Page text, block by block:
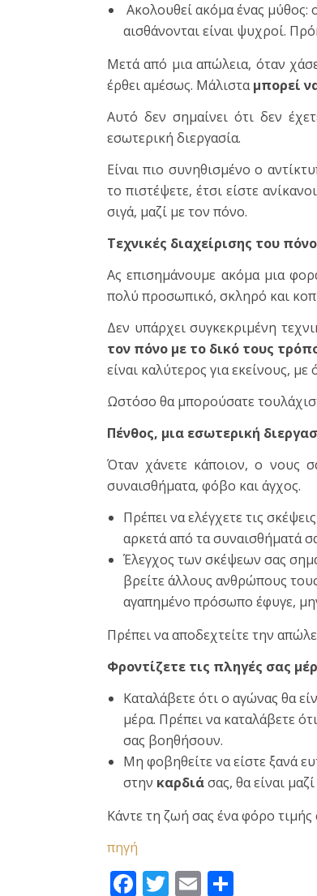
Ακολουθεί ακόμα ένας μύθος:
αισθάνονται είναι ψυχροί.
Μετά από μια απώλεια, όταν
έρθει αμέσως. Μάλισταμπορεί
Αυτό δεν σημαίνει ότι δεν
εσωτερική διεργασία.
Είναι πιο συνηθισμένο ο
το πιστέψετε, έτσι είστε
σιγά, μαζί με τον πόνο.
Τεχνικές διαχείρισης του
Ας επισημάνουμε ακόμα μια
πολύ προσωπικό, σκληρό και
Δεν υπάρχει συγκεκριμένη
τον πόνο με το δικό τους
είναι καλύτερος για εκείνους,
Ωστόσο θα μπορούσατε
Πένθος, μια εσωτερική
Όταν χάνετε κάποιον, ο νους
συναισθήματα, φόβο και άγχος.
Πρέπει να ελέγχετε τις
αρκετά από τα συναισθήματά
Έλεγχος των σκέψεων σας
βρείτε άλλους ανθρώπους
αγαπημένο πρόσωπο έφυγε,
Πρέπει να αποδεχτείτε την
Φροντίζετε τις πληγές σας
Καταλάβετε ότι ο αγώνας θα
μέρα. Πρέπει να καταλάβετε
σας βοηθήσουν.
Μη φοβηθείτε να είστε ξανά
στην καρδιάσας, θα είναι
Κάντε τη ζωή σας ένα φόρο
πηγή
Facebook
Twitter
Email